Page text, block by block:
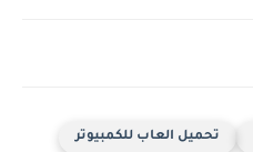
تحميل العاب للكمبيوتر